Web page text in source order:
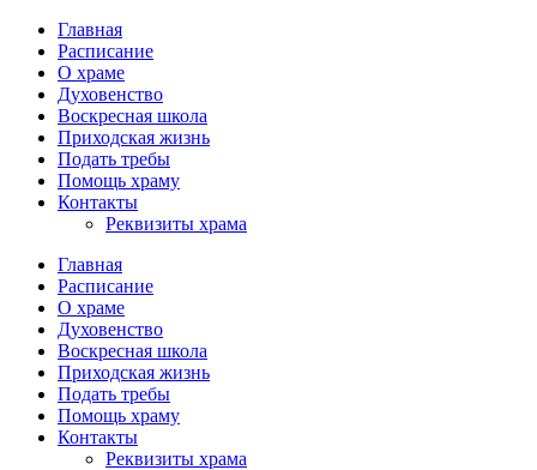
Главная
Расписание
О храме
Духовенство
Воскресная школа
Приходская жизнь
Подать требы
Помощь храму
Контакты
Реквизиты храма
Главная
Расписание
О храме
Духовенство
Воскресная школа
Приходская жизнь
Подать требы
Помощь храму
Контакты
Реквизиты храма